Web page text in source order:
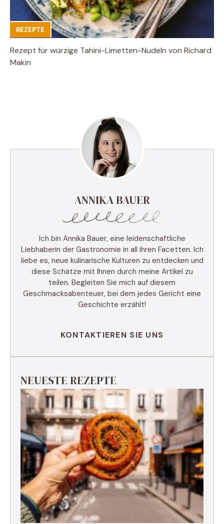
REZEPTE
Rezept für würzige Tahini-Limetten-Nudeln von Richard
Makin
ANNIKA BAUER
Ich bin Annika Bauer, eine leidenschaftliche
Liebhaberin der Gastronomie in all ihren Facetten. Ich
liebe es, neue kulinarische Kulturen zu entdecken und
diese Schätze mit Ihnen durch meine Artikel zu
teilen. Begleiten Sie mich auf diesem
Geschmacksabenteuer, bei dem jedes Gericht eine
Geschichte erzählt!
KONTAKTIEREN SIE UNS
NEUESTE REZEPTE